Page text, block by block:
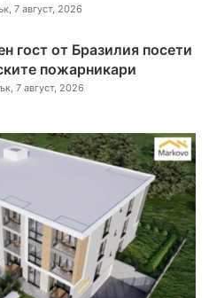
7 август, 2026
гост от Бразилия посети
пожарникари
7 август, 2026